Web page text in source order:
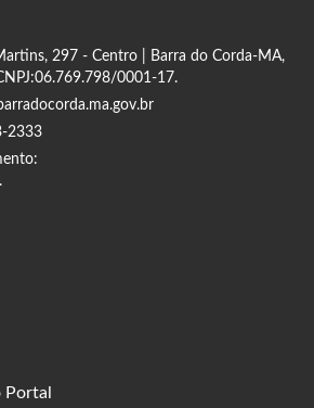
297 - Centro | Barra do Corda-MA,
0001-17.
2333
Portal